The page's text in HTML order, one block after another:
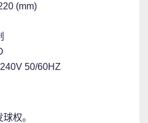
(mm)
50/60HZ
权。